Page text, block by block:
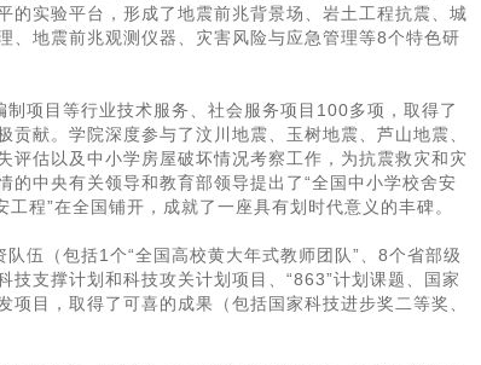
实验平台，形成了地震前兆背景场、岩土工程抗震、城
、地震前兆观测仪器、灾害风险与应急管理等8个特色研
项目等行业技术服务、社会服务项目100多项，取得了
献。学院深度参与了汶川地震、玉树地震、芦山地震、
估以及中小学房屋破坏情况考察工作，为抗震救灾和灾
中央有关领导和教育部领导提出了“全国中小学校舍安
程”在全国铺开，成就了一座具有划时代意义的丰碑。
伍（包括1个“全国高校黄大年式教师团队”、8个省部级
支撑计划和科技攻关计划项目、“863”计划课题、国家
目，取得了可喜的成果（包括国家科技进步奖二等奖、